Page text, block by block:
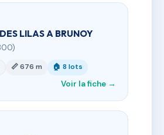
LILAS A BRUNOY
📏 676 m 🏠 8 lots
Voir la fiche →